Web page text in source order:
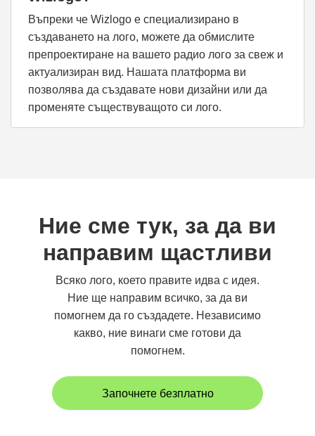
Въпреки че Wizlogo е специализирано в
създаването на лого, можете да обмислите
препроектиране на вашето радио лого за свеж и
актуализиран вид. Нашата платформа ви
позволява да създавате нови дизайни или да
променяте съществуващото си лого.
Ние сме тук, за да ви
направим щастливи
Всяко лого, което правите идва с идея.
Ние ще направим всичко, за да ви
помогнем да го създадете. Независимо
какво, ние винаги сме готови да
помогнем.
Започнете безплатно